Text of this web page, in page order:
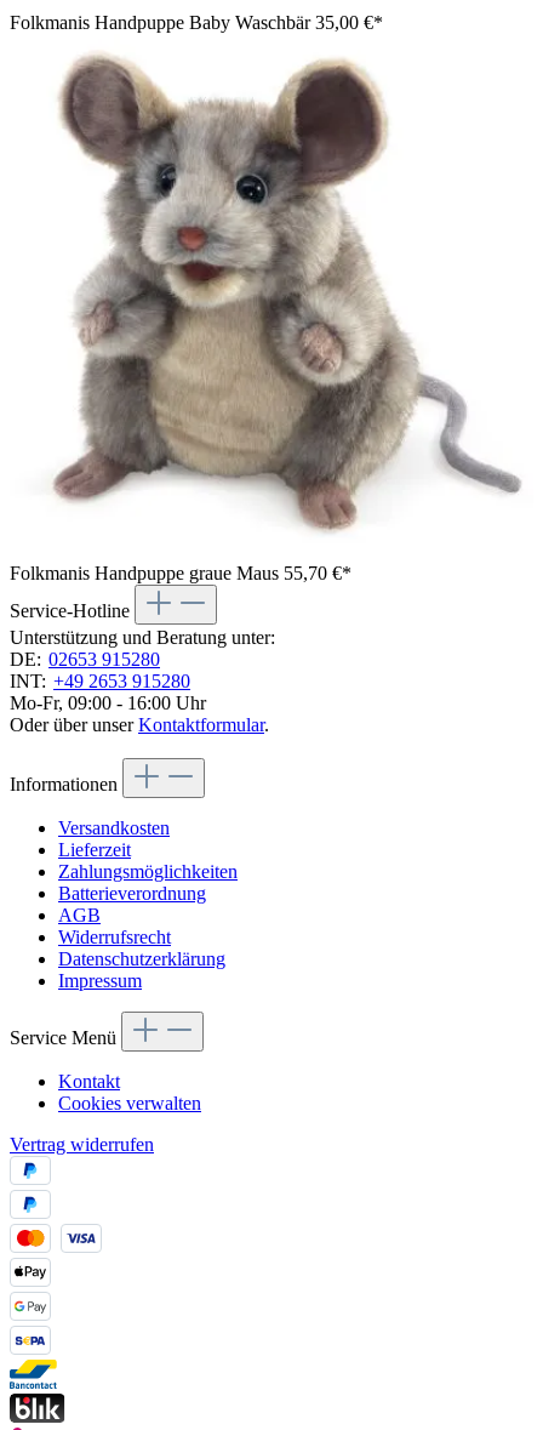
Folkmanis Handpuppe Baby Waschbär35,00 €*
Folkmanis Handpuppe graue Maus 55,70 €*
Service-Hotline
Unterstützung und Beratung unter:
DE: 02653 915280
INT: +49 2653 915280
Mo-Fr, 09:00 - 16:00 Uhr
Oder über unserKontaktformular.
Informationen
Versandkosten
Lieferzeit
Zahlungsmöglichkeiten
Batterieverordnung
AGB
Widerrufsrecht
Datenschutzerklärung
Impressum
Service Menü
Kontakt
Cookies verwalten
Vertrag widerrufen